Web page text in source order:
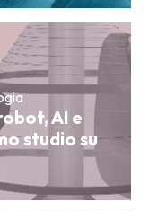
AI e
studio su